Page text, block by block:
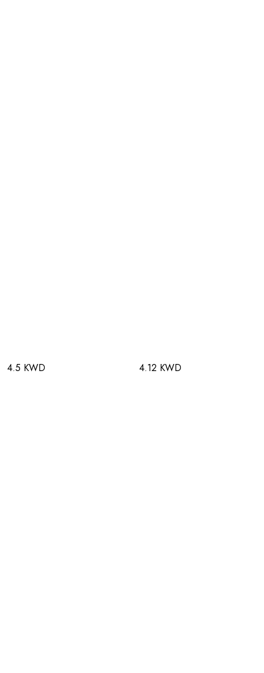
4.5 KWD 4.12 KWD